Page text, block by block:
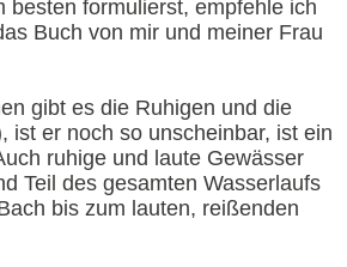
besten formulierst, empfehle ich
Buch von mir und meiner Frau
gibt es die Ruhigen und die
ist er noch so unscheinbar, ist ein
ruhige und laute Gewässer
Teil des gesamten Wasserlaufs
bis zum lauten, reißenden